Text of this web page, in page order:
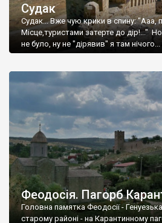
Судак
Судак... Вже чую крики в спину: "Ааа,
Місце,туристами затерте до дір!..."
не було, ну не "дірявив" я там
Феодосія. Пагорб
Головна памятка Феодосії -
старому районі - на Карантинному